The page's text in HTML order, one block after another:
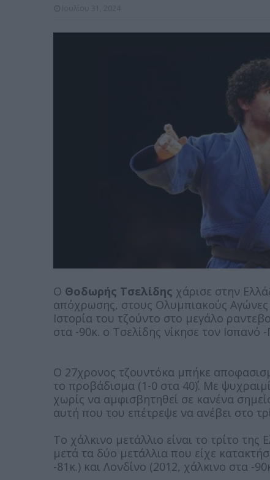
Ο Θοδωρής Τσελίδης χάρισε στην
απόχρωσης, στους Ολυμπιακούς
Ιστορία του τζούντο στο μεγάλο
στα -90κ. ο Τσελίδης νίκησε τον Ισπανό
O 27χρονος τζουντόκα μπήκε
το προβάδισμα (1-0 στα 40΄΄). Με
χωρίς να αμφισβητηθεί σε κανένα
αυτή που του επέτρεψε να ανέβει στο
Το χάλκινο μετάλλιο είναι το τρίτο
μετά τα δύο μετάλλια που είχε
-81κ.) και Λονδίνο (2012, χάλκινο στα -